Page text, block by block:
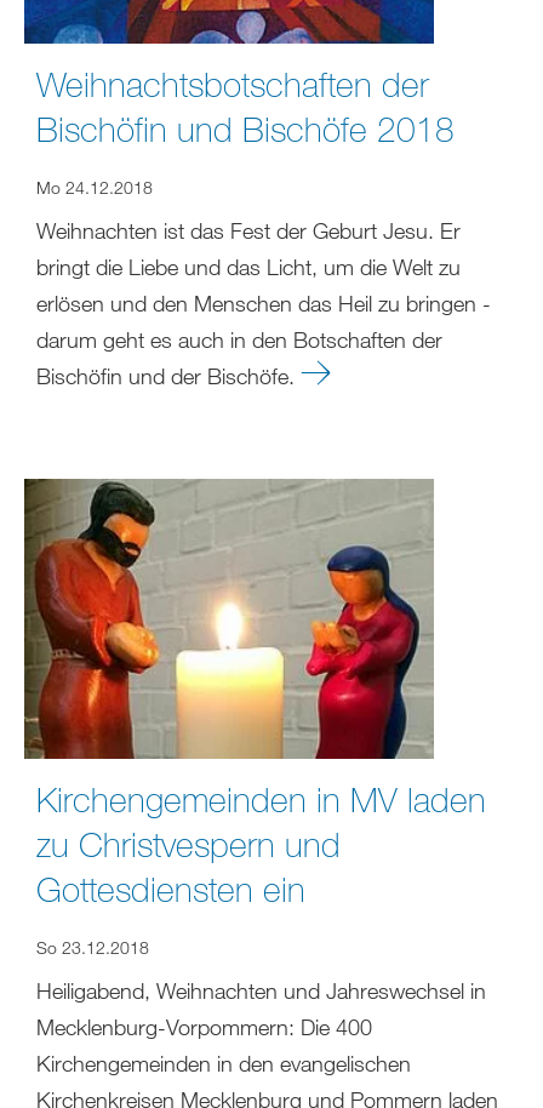
Weihnachtsbotschaften der
Bischöfin und Bischöfe 2018
Mo 24.12.2018
Weihnachten ist das Fest der Geburt Jesu. Er
bringt die Liebe und das Licht, um die Welt zu
erlösen und den Menschen das Heil zu bringen -
darum geht es auch in den Botschaften der
Bischöfin und der Bischöfe.
Kirchengemeinden in MV laden
zu Christvespern und
Gottesdiensten ein
So 23.12.2018
Heiligabend, Weihnachten und Jahreswechsel in
Mecklenburg-Vorpommern: Die 400
Kirchengemeinden in den evangelischen
Kirchenkreisen Mecklenburg und Pommern laden